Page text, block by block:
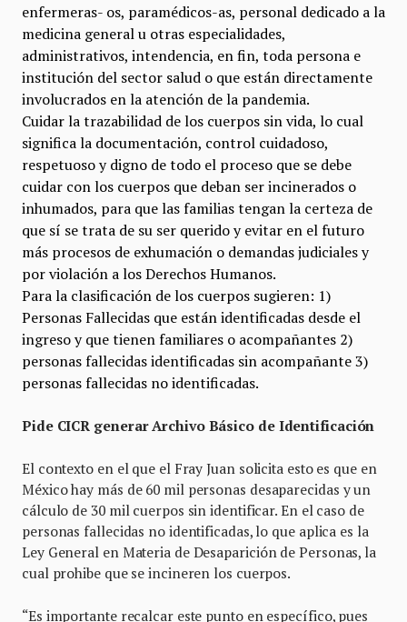
enfermeras- os, paramédicos-as, personal dedicado a la
medicina general u otras especialidades,
administrativos, intendencia, en fin, toda persona e
institución del sector salud o que están directamente
involucrados en la atención de la pandemia.
Cuidar la trazabilidad de los cuerpos sin vida, lo cual
significa la documentación, control cuidadoso,
respetuoso y digno de todo el proceso que se debe
cuidar con los cuerpos que deban ser incinerados o
inhumados, para que las familias tengan la certeza de
que sí se trata de su ser querido y evitar en el futuro
más procesos de exhumación o demandas judiciales y
por violación a los Derechos Humanos.
Para la clasificación de los cuerpos sugieren: 1)
Personas Fallecidas que están identificadas desde el
ingreso y que tienen familiares o acompañantes 2)
personas fallecidas identificadas sin acompañante 3)
personas fallecidas no identificadas.
Pide CICR generar Archivo Básico de Identificación
El contexto en el que el Fray Juan solicita esto es que en
México hay más de 60 mil personas desaparecidas y un
cálculo de 30 mil cuerpos sin identificar. En el caso de
personas fallecidas no identificadas, lo que aplica es la
Ley General en Materia de Desaparición de Personas, la
cual prohibe que se incineren los cuerpos.
“Es importante recalcar este punto en específico, pues